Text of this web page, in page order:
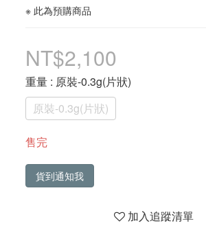
※ 此為預購商品
NT$2,100
重量 : 原裝-0.3g(片狀)
原裝-0.3g(片狀)
售完
貨到通知我
加入追蹤清單